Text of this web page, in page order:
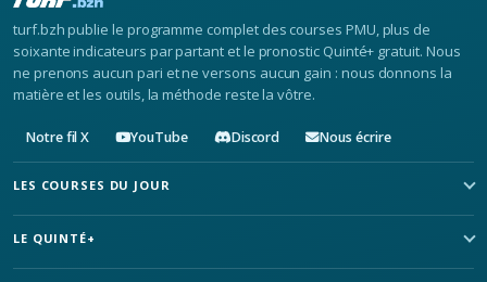
turf.bzh publie le programme complet des courses PMU, plus de
soixante indicateurs par partant et le pronostic Quinté+ gratuit. Nous
ne prenons aucun pari et ne versons aucun gain : nous donnons la
matière et les outils, la méthode reste la vôtre.
Notre fil X YouTube Discord Nous écrire
LES COURSES DU JOUR
LE QUINTÉ+